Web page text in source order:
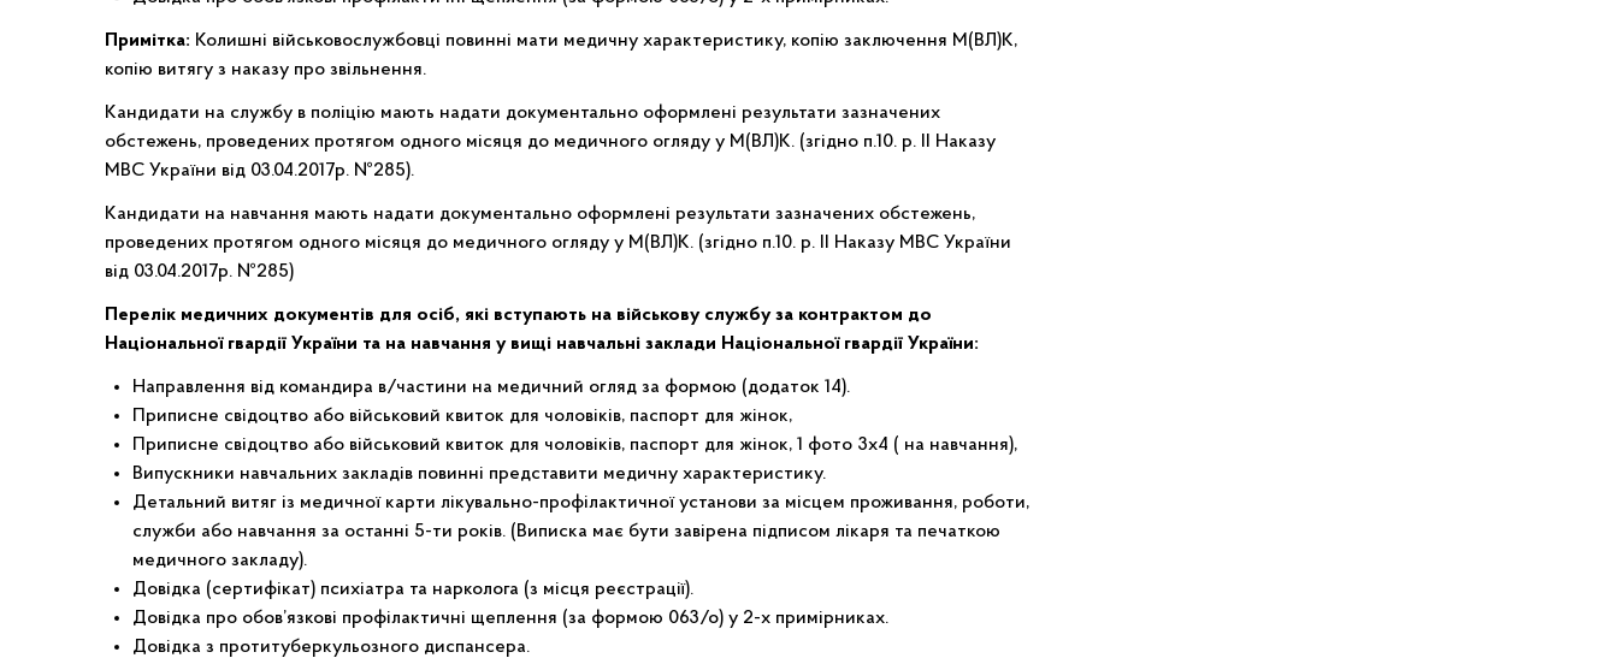
Примітка: Колишні військовослужбовці повинні мати медичну характеристику, копію заключення М(ВЛ)К,
копію витягу з наказу про звільнення.
Кандидати на службу в поліцію мають надати документально оформлені результати зазначених
обстежень, проведених протягом одного місяця до медичного огляду у М(ВЛ)К. (згідно п.10. р. ІІ Наказу
МВС України від 03.04.2017р. №285).
Кандидати на навчання мають надати документально оформлені результати зазначених обстежень,
проведених протягом одного місяця до медичного огляду у М(ВЛ)К. (згідно п.10. р. ІІ Наказу МВС України
від 03.04.2017р. №285)
Перелік медичних документів для осіб, які вступають на військову службу за контрактом до
Національної гвардії України та на навчання у вищі навчальні заклади Національної гвардії України:
Направлення від командира в/частини на медичний огляд за формою (додаток 14).
Приписне свідоцтво або військовий квиток для чоловіків, паспорт для жінок,
Приписне свідоцтво або військовий квиток для чоловіків, паспорт для жінок, 1 фото 3х4 ( на навчання),
Випускники навчальних закладів повинні представити медичну характеристику.
Детальний витяг із медичної карти лікувально-профілактичної установи за місцем проживання, роботи,
служби або навчання за останні 5-ти років. (Виписка має бути завірена підписом лікаря та печаткою
медичного закладу).
Довідка (сертифікат) психіатра та нарколога (з місця реєстрації).
Довідка про обов’язкові профілактичні щеплення (за формою 063/о) у 2-х примірниках.
Довідка з протитуберкульозного диспансера.